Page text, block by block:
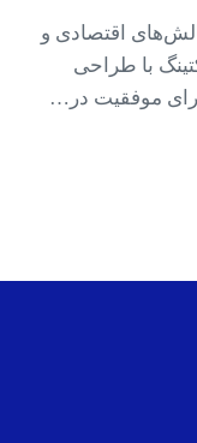
اقتصادی و
با طراحی
موفقیت در…